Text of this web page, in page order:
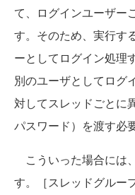
て、ログインユーザー
す。そのため、実行す
ーとしてログイン処理
別のユーザとしてログ
対してスレッドごとに
パスワード）を渡す必
こういった場合には
す。［スレッドグルー